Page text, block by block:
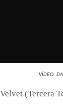
VÍDEO:
(Tercera